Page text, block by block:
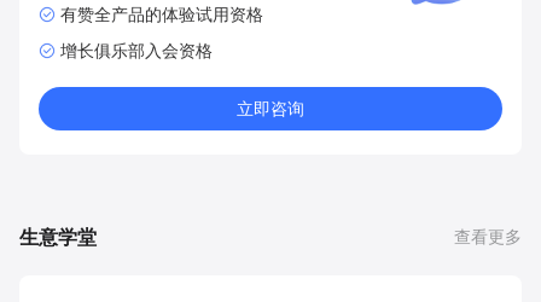
有赞全产品的体验试用资格
增长俱乐部入会资格
立即咨询
生意学堂 查看更多